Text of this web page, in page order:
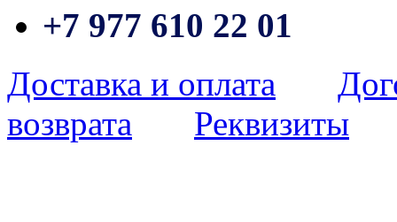
+7 977 610 22 01
Доставка и оплата
возврата
Реквизиты